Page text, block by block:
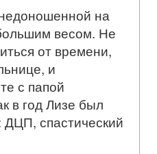
на
весом. Не
от времени,
и
с папой
в год Лизе был
ДЦП, спастический